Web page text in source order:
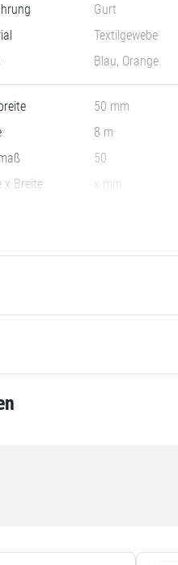
Gurt
Textilgewebe
Blau, Orange
50 mm
8 m
50
x Breite
x mm
Direktzug LC
2000 daN
System LC
Stück: 1 Stück /
Druckfehler vorbehalten.